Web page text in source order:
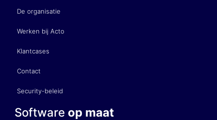
De organisatie
Werken bij Acto
Klantcases
Contact
Security-beleid
Software op maat